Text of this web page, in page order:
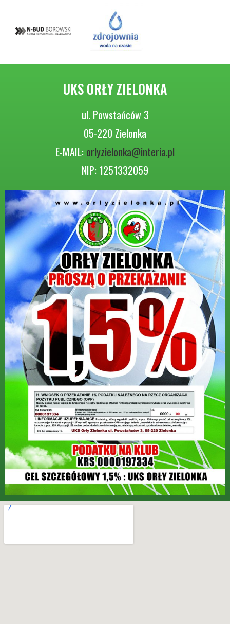
UKS ORŁY ZIELONKA
ul. Powstańców 3
05-220 Zielonka
E-MAIL: orlyzielonka@interia.pl
NIP: 1251332059